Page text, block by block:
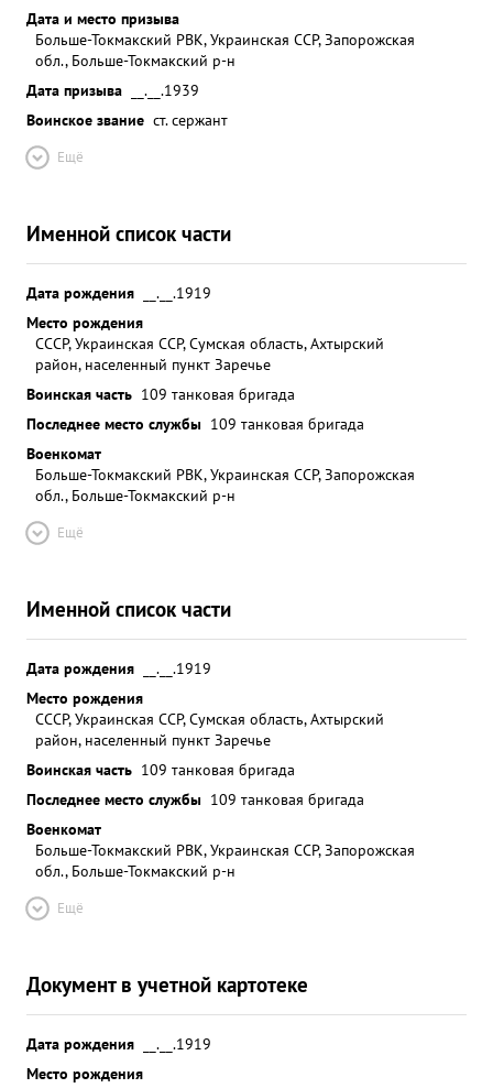
Дата и место призыва
Больше-Токмакский РВК, Украинская ССР, Запорожская
обл., Больше-Токмакский р-н
Дата призыва
__.__.1939
Воинское звание ст. сержант
Ещё
Именной список части
Дата рождения
__.__.1919
Место рождения
СССР, Украинская ССР, Сумская область, Ахтырский
район, населенный пункт Заречье
Воинская часть 109 танковая бригада
Последнее место службы 109 танковая бригада
Военкомат
Больше-Токмакский РВК, Украинская ССР, Запорожская
обл., Больше-Токмакский р-н
Ещё
Именной список части
Дата рождения
__.__.1919
Место рождения
СССР, Украинская ССР, Сумская область, Ахтырский
район, населенный пункт Заречье
Воинская часть 109 танковая бригада
Последнее место службы 109 танковая бригада
Военкомат
Больше-Токмакский РВК, Украинская ССР, Запорожская
обл., Больше-Токмакский р-н
Ещё
Документ в учетной картотеке
Дата рождения
__.__.1919
Место рождения